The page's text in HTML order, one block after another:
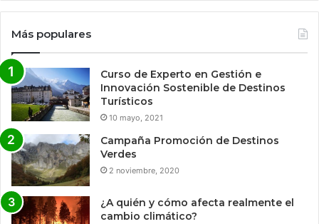
Más populares
Curso de Experto en Gestión e
Innovación Sostenible de Destinos
Turísticos
10 mayo, 2021
Campaña Promoción de Destinos
Verdes
2 noviembre, 2020
¿A quién y cómo afecta realmente el
cambio climático?